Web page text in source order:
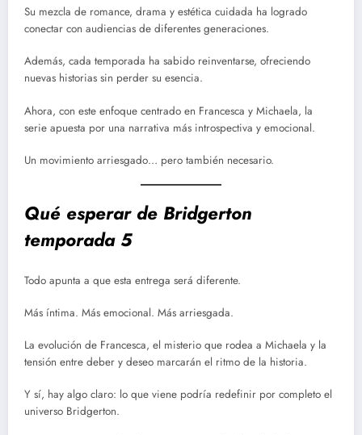
Su mezcla de romance, drama y estética cuidada ha logrado
conectar con audiencias de diferentes generaciones.
Además, cada temporada ha sabido reinventarse, ofreciendo
nuevas historias sin perder su esencia.
Ahora, con este enfoque centrado en Francesca y Michaela, la
serie apuesta por una narrativa más introspectiva y emocional.
Un movimiento arriesgado… pero también necesario.
Qué esperar de Bridgerton
temporada 5
Todo apunta a que esta entrega será diferente.
Más íntima. Más emocional. Más arriesgada.
La evolución de Francesca, el misterio que rodea a Michaela y la
tensión entre deber y deseo marcarán el ritmo de la historia.
Y sí, hay algo claro: lo que viene podría redefinir por completo el
universo Bridgerton.